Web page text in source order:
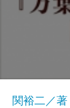
関裕二／著